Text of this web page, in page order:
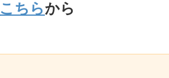
こちらから